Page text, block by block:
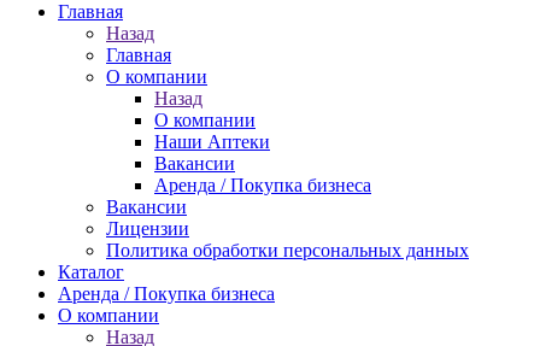
Главная
Назад
Главная
О компании
Назад
О компании
Наши Аптеки
Вакансии
Аренда / Покупка бизнеса
Вакансии
Лицензии
Политика обработки персональных данных
Каталог
Аренда / Покупка бизнеса
О компании
Назад